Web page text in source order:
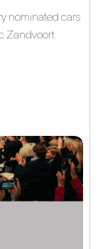
nominated cars
Zandvoort